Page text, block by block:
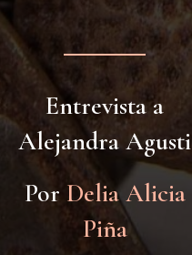
Entrevista a
Alejandra Agusti
Por Delia Alicia
Piña